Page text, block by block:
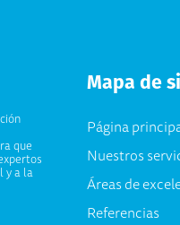
que
y a la
Mapa de
Página
Nuestros
Áreas de
Referencias